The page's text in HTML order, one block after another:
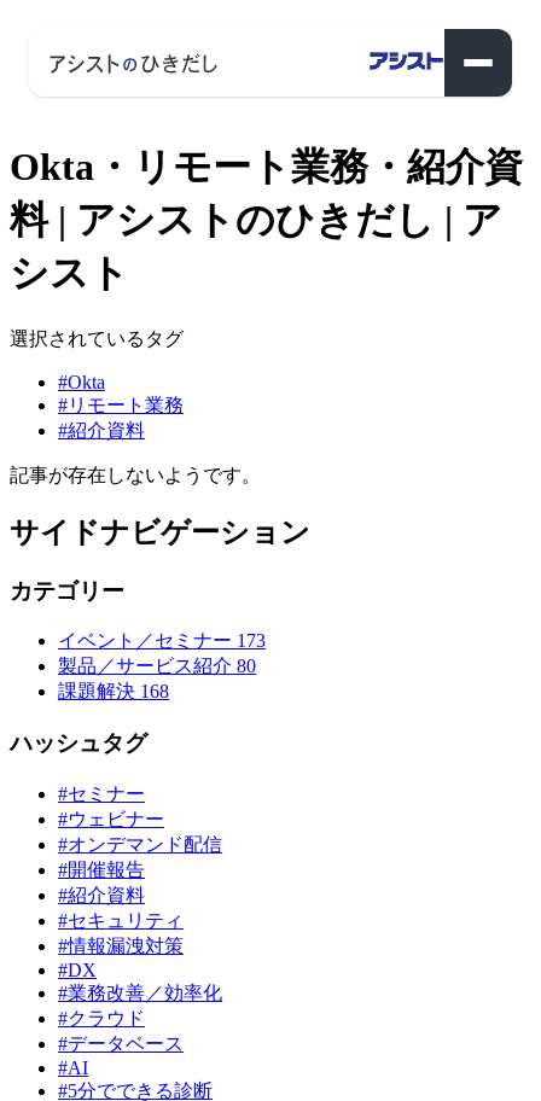
Okta・リモート業務・紹介資
料 | アシストのひきだし | ア
シスト
選択されているタグ
#Okta
#リモート業務
#紹介資料
記事が存在しないようです。
サイドナビゲーション
カテゴリー
イベント／セミナー 173
製品／サービス紹介 80
課題解決 168
ハッシュタグ
#セミナー
#ウェビナー
#オンデマンド配信
#開催報告
#紹介資料
#セキュリティ
#情報漏洩対策
#DX
#業務改善／効率化
#クラウド
#データベース
#AI
#5分でできる診断